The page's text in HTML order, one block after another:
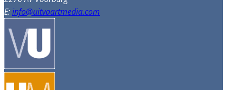
E:info@uitvaartmedia.com